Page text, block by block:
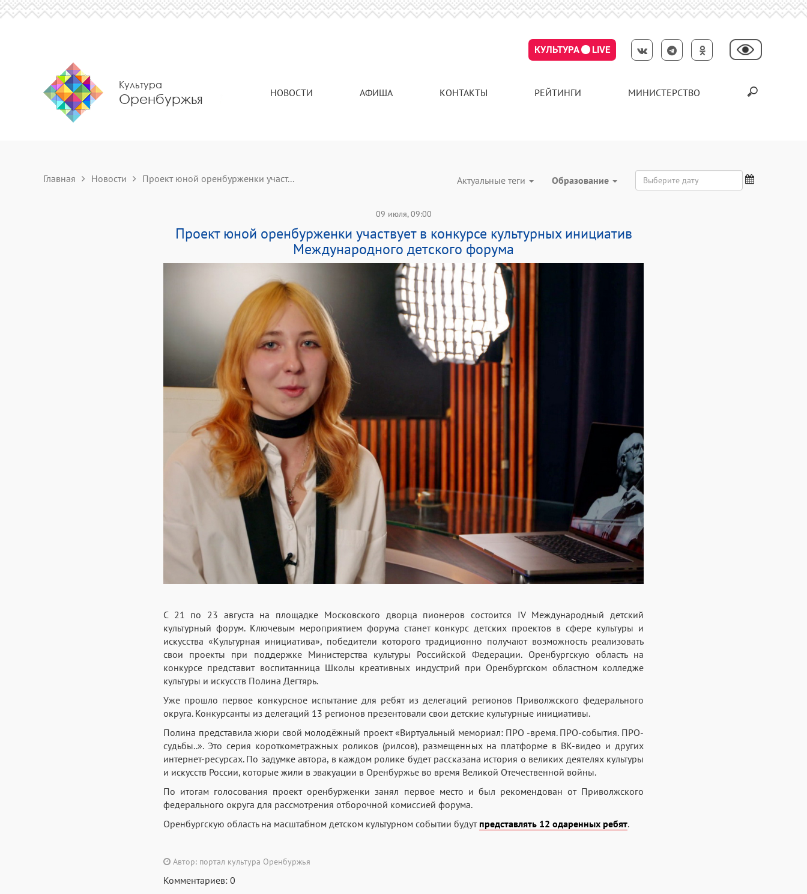
КУЛЬТУРА LIVE
Культура
Оренбуржья НОВОСТИ АФИША КОНТАКТЫ РЕЙТИНГИ МИНИСТЕРСТВО
Главная Новости Проект юной оренбурженки участ... Актуальные теги Образование
09 июля, 09:00
Проект юной оренбурженки участвует в конкурсе культурных инициатив
Международного детского форума
С 21 по 23 августа на площадке Московского дворца пионеров состоится IV Международный детский
культурный форум. Ключевым мероприятием форума станет конкурс детских проектов в сфере культуры и
искусства «Культурная инициатива», победители которого традиционно получают возможность реализовать
свои проекты при поддержке Министерства культуры Российской Федерации. Оренбургскую область на
конкурсе представит воспитанница Школы креативных индустрий при Оренбургском областном колледже
культуры и искусств Полина Дегтярь.
Уже прошло первое конкурсное испытание для ребят из делегаций регионов Приволжского федерального
округа. Конкурсанты из делегаций 13 регионов презентовали свои детские культурные инициативы.
Полина представила жюри свой молодёжный проект «Виртуальный мемориал: ПРО -время. ПРО-события. ПРО-
судьбы..». Это серия короткометражных роликов (рилсов), размещенных на платформе в ВК-видео и других
интернет-ресурсах. По задумке автора, в каждом ролике будет рассказана история о великих деятелях культуры
и искусств России, которые жили в эвакуации в Оренбуржье во время Великой Отечественной войны.
По итогам голосования проект оренбурженки занял первое место и был рекомендован от Приволжского
федерального округа для рассмотрения отборочной комиссией форума.
Оренбургскую область на масштабном детском культурном событии будутпредставлять 12 одаренных ребят.
Автор: портал культура Оренбуржья
Комментариев: 0